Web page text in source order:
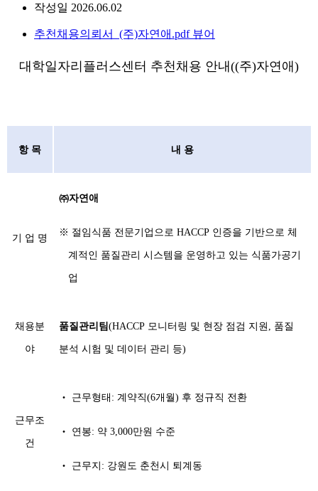
작성일 2026.06.02
추천채용의뢰서_(주)자연애.pdf 뷰어
대학일자리플러스센터 추천채용 안내((주)자연애)
항 목 내 용
기 업 명
㈜자연애
※ 절임식품 전문기업으로 HACCP 인증을 기반으로 체
계적인 품질관리 시스템을 운영하고 있는 식품가공기
업
채용분
야
품질관리팀(HACCP 모니터링 및 현장 점검 지원, 품질
분석 시험 및 데이터 관리 등)
근무조
건
‧ 근무형태: 계약직(6개월) 후 정규직 전환
‧ 연봉: 약 3,000만원 수준
‧ 근무지: 강원도 춘천시 퇴계동